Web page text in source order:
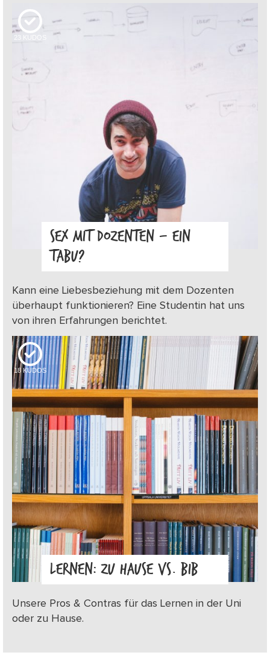
23 KUDOS
SEX MIT DOZENTEN – EIN
TABU?
Kann eine Liebesbeziehung mit dem Dozenten
überhaupt funktionieren? Eine Studentin hat uns
von ihren Erfahrungen berichtet.
18 KUDOS
LERNEN: ZU HAUSE VS. BIB
Unsere Pros & Contras für das Lernen in der Uni
oder zu Hause.